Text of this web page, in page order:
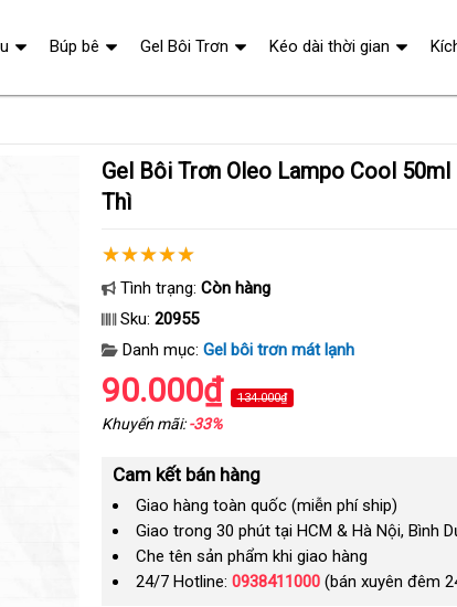
Gel Bôi Trơn Oleo Lampo Cool 50ml Mát Lạnh Tức
Thì
Tình trạng: Còn hàng
Sku: 20955
Danh mục: Gel bôi trơn mát lạnh
90.000₫ 134.000₫
Khuyến mãi:-33%
Cam kết bán hàng
Giao hàng toàn quốc (miễn phí ship)
Giao trong 30 phút tại HCM & Hà Nội, Bình
Che tên sản phẩm khi giao hàng
24/7 Hotline: 0938411000(bán xuyên đêm
Búp bê Gel Bôi Trơn Kéo dài thời gian